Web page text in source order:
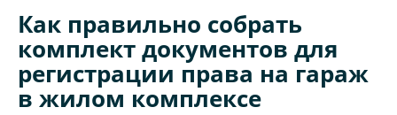
Как правильно собрать
комплект документов для
регистрации права на гараж
в жилом комплексе